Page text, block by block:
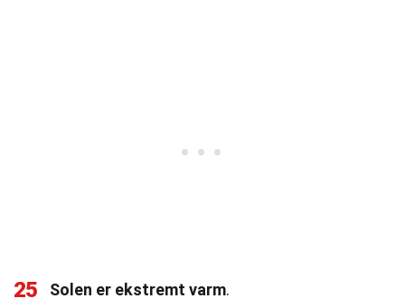
25 Solen er ekstremt varm.